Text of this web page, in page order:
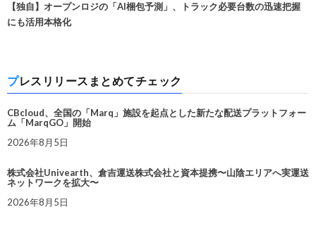
【独自】オープンロジの「AI梱包予測」、トラック必要台数の迅速把握
にも活用本格化
プレスリリースまとめてチェック
CBcloud、全国の「Marq」施設を起点とした新たな配送プラットフォー
ム「MarqGO」開始
2026年8月5日
株式会社Univearth、倉吉運送株式会社と資本提携〜山陰エリアへ実運送
ネットワークを拡大〜
2026年8月5日